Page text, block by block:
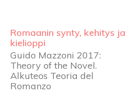
Romaanin synty, kehitys ja
kielioppi
Guido Mazzoni 2017:
Theory of the Novel.
Alkuteos Teoria del
Romanzo